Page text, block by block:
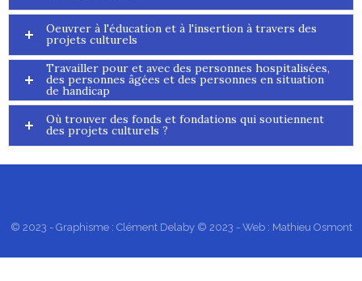
Oeuvrer à l'éducation et à l'insertion à travers des
projets culturels
Travailler pour et avec des personnes hospitalisées,
des personnes âgées et des personnes en situation
de handicap
Où trouver des fonds et fondations qui soutiennent
des projets culturels ?
© 2023 - Graphisme : Clément Delaby © 2023 - Web : Mathieu Osmont